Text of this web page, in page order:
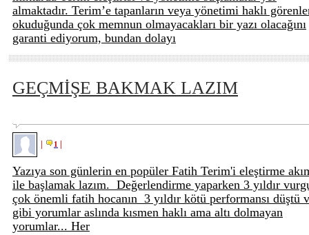
almaktadır. Terim’e tapanların veya yönetimi haklı
okuduğunda çok memnun olmayacakları bir yazı olacağını
garanti ediyorum, bundan dolayı
GEÇMİŞE BAKMAK LAZIM
1
Yazıya son günlerin en popüler Fatih Terim'i eleştirme
ile başlamak lazım. Değerlendirme yaparken 3 yıldır
çok önemli fatih hocanın 3 yıldır kötü performansı düştü
gibi yorumlar aslında kısmen haklı ama altı dolmayan
yorumlar... Her